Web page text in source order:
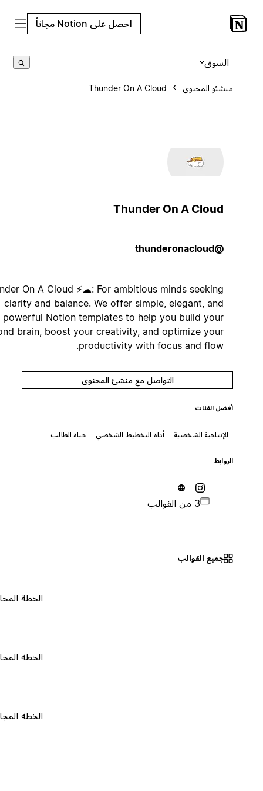
احصل على Notion مجاناً
منشئو المحتوى Thunder On A Cloud
Thunder On A Cloud
Thunder On A Cloud ⚡☁: For ambitious minds seeking
clarity and balance. We offer simple, elegant, and
powerful Notion templates to help you build your
second brain, boost your creativity, and optimize your
productivity with focus and flow.
التواصل مع منشئ المحتوى
أفضل الفئات
الإنتاجية الشخصية أداة التخطيط الشخصي حياة الطالب
جميع القوالب
الخطة المجانية ٠
الخطة المجانية ٠
الخطة المجانية ٠